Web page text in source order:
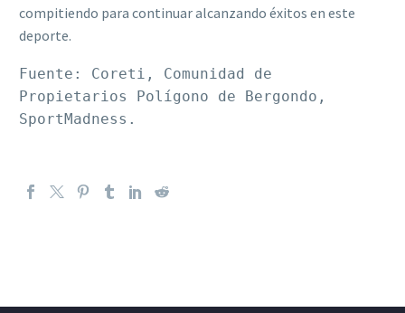
compitiendo para continuar alcanzando éxitos en este
deporte.
Fuente: Coreti, Comunidad de
Propietarios Polígono de Bergondo,
SportMadness.